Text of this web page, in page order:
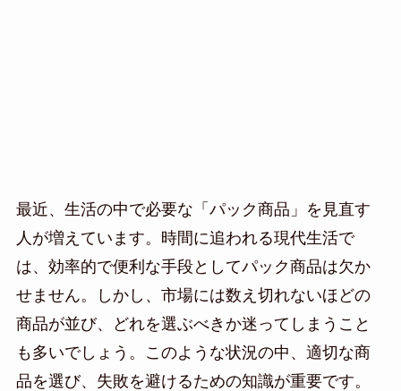
最近、生活の中で必要な「パック商品」を見直す
人が増えています。時間に追われる現代生活で
は、効率的で便利な手段としてパック商品は欠か
せません。しかし、市場には数え切れないほどの
商品が並び、どれを選ぶべきか迷ってしまうこと
も多いでしょう。このような状況の中、適切な商
品を選び、失敗を避けるための知識が重要です。